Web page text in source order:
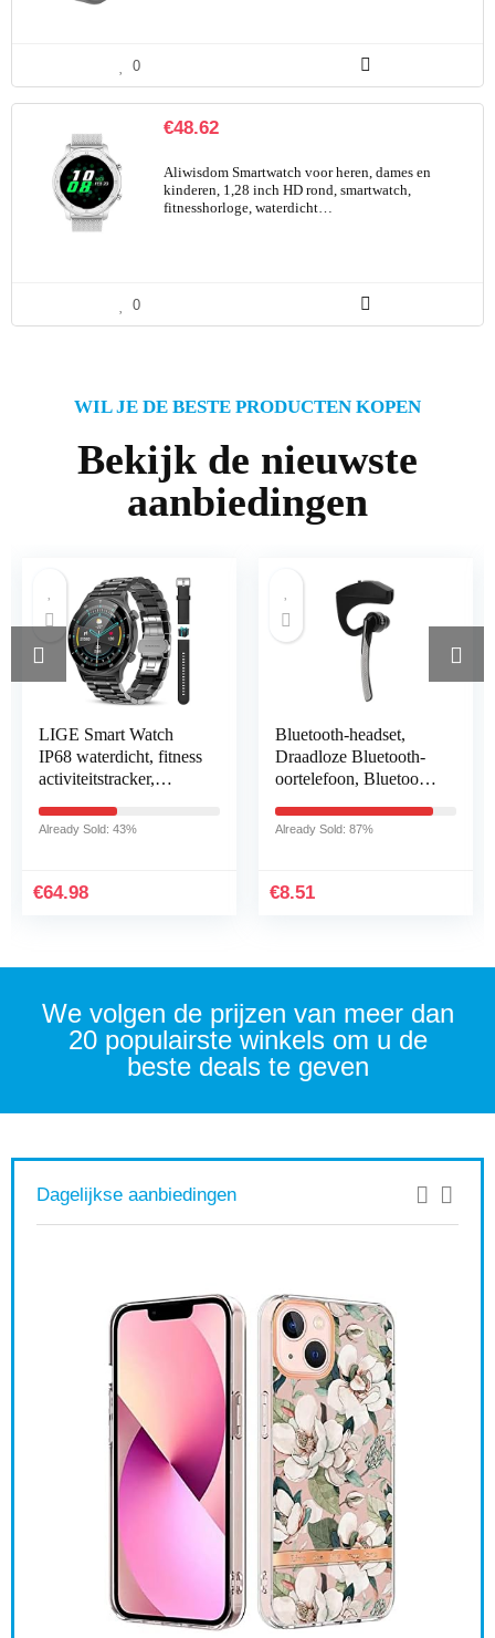
0
€48.62
Aliwisdom Smartwatch voor heren, dames en
kinderen, 1,28 inch HD rond, smartwatch,
fitnesshorloge, waterdicht…
0
WIL JE DE BESTE PRODUCTEN KOPEN
Bekijk de nieuwste
aanbiedingen
LIGE Smart Watch
IP68 waterdicht, fitness
activiteitstracker,
voor Android iOS
Already Sold: 43%
€64.98
Bluetooth-headset,
Draadloze Bluetooth-
oortelefoon, Bluetooth
Draadloze Mono
Already Sold: 87%
€8.51
We volgen de prijzen van meer dan
20 populairste winkels om u de
beste deals te geven
Dagelijkse aanbiedingen